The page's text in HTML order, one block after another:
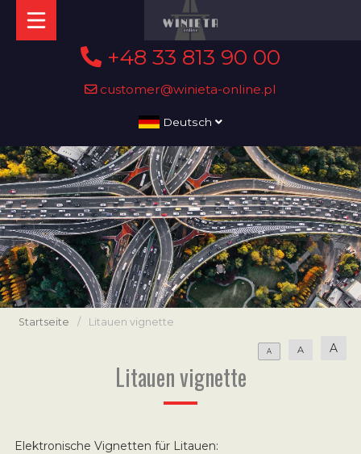
+48 33 813 90 00
customer@winieta-online.pl
Deutsch
Startseite / Litauen vignette
A A A
Litauen vignette
Elektronische Vignetten für Litauen: